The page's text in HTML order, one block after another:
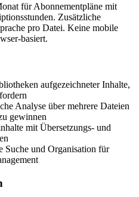
für Abonnementpläne mit
Zusätzliche
pro Datei. Keine mobile
basiert.
aufgezeichneter Inhalte,
Analyse über mehrere Dateien
gewinnen
mit Übersetzungs- und
Suche und Organisation für